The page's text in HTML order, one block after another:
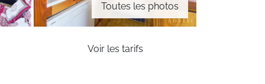
Toutes les photos
Voir les tarifs